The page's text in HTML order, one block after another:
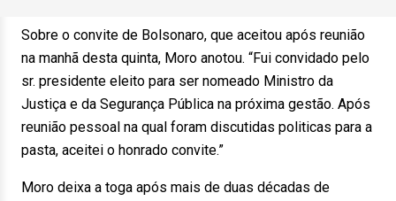
Sobre o convite de Bolsonaro, que aceitou após reunião
na manhã desta quinta, Moro anotou. “Fui convidado pelo
sr. presidente eleito para ser nomeado Ministro da
Justiça e da Segurança Pública na próxima gestão. Após
reunião pessoal na qual foram discutidas politicas para a
pasta, aceitei o honrado convite.”
Moro deixa a toga após mais de duas décadas de